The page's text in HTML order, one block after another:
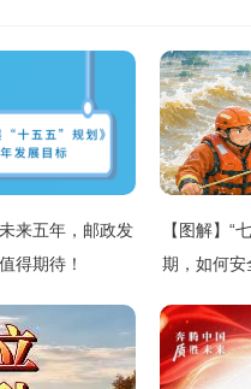
来五年，邮政发
得期待！
【图解】“
期，如何安